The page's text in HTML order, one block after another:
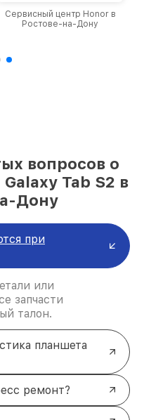
Сервисный центр Huawei в
Ростове-на-Дону
вопросов о
Tab S2 в
Дону
при
или
запчасти
талон.
планшета
ремонт?